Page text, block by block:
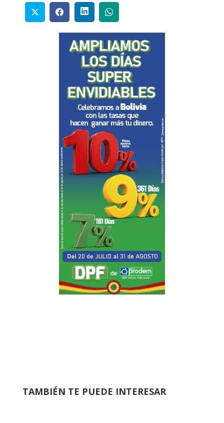
TAMBIÉN TE PUEDE INTERESAR